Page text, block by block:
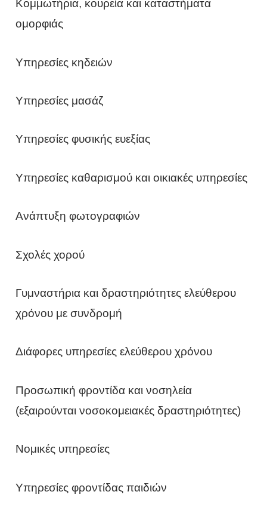
Κομμωτήρια, κουρεία και καταστήματα
ομορφιάς
Υπηρεσίες κηδειών
Υπηρεσίες μασάζ
Υπηρεσίες φυσικής ευεξίας
Υπηρεσίες καθαρισμού και οικιακές υπηρεσίες
Ανάπτυξη φωτογραφιών
Σχολές χορού
Γυμναστήρια και δραστηριότητες ελεύθερου
χρόνου με συνδρομή
Διάφορες υπηρεσίες ελεύθερου χρόνου
Προσωπική φροντίδα και νοσηλεία
(εξαιρούνται νοσοκομειακές δραστηριότητες)
Νομικές υπηρεσίες
Υπηρεσίες φροντίδας παιδιών